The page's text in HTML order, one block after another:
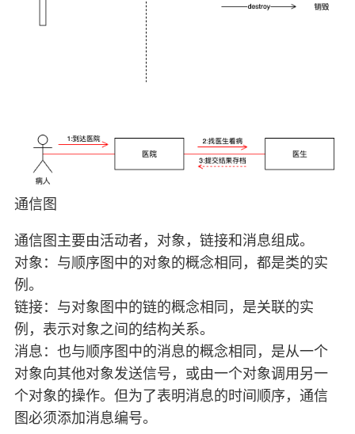
通信图
通信图主要由活动者，对象，链接和消息组成。
对象：与顺序图中的对象的概念相同，都是类的实
例。
链接：与对象图中的链的概念相同，是关联的实
例，表示对象之间的结构关系。
消息：也与顺序图中的消息的概念相同，是从一个
对象向其他对象发送信号，或由一个对象调用另一
个对象的操作。但为了表明消息的时间顺序，通信
图必须添加消息编号。